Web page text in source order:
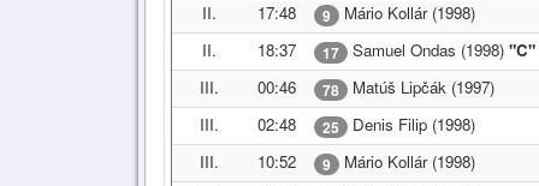
II.
17:48 9
Mário Kollár (1998)
II.
18:37 17 Samuel Ondas (1998) "C"
III.
00:46 78
Matúš Lipčák (1997)
III.
02:48 25
Denis Filip (1998)
III.
10:52 9
Mário Kollár (1998)